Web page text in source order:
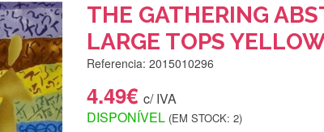
THE GATHERING
LARGE TOPS
Referencia: 2015010296
4.49€ c/ IVA
DISPONÍVEL (EM STOCK: 2)